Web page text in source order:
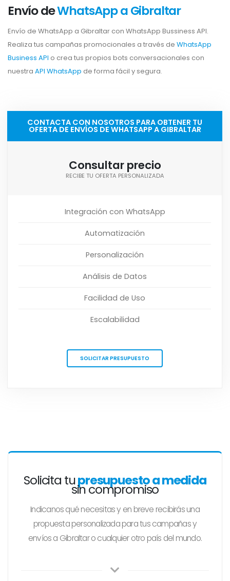
Envío deWhatsApp a Gibraltar
Envío de WhatsApp a Gibraltar con WhatsApp Bussiness API.
Realiza tus campañas promocionales a través de WhatsApp
Business API o crea tus propios bots conversacionales con
nuestra API WhatsApp de forma fácil y segura.
CONTACTA CON NOSOTROS PARA OBTENER TU
OFERTA DE ENVÍOS DE WHATSAPP A GIBRALTAR
Consultar precio
RECIBE TU OFERTA PERSONALIZADA
Integración con WhatsApp
Automatización
Personalización
Análisis de Datos
Facilidad de Uso
Escalabilidad
SOLICITAR PRESUPUESTO
Solicita tupresupuesto a medida
sin compromiso
Indicanos qué necesitas y en breve recibirás una
propuesta personalizada para tus campañas y
envíos a Gibraltar o cualquier otro país del mundo.